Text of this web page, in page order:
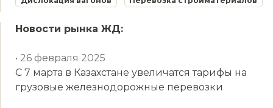
Новости рынка ЖД:
• 26 февраля 2025
С 7 марта в Казахстане увеличатся тарифы на
грузовые железнодорожные перевозки